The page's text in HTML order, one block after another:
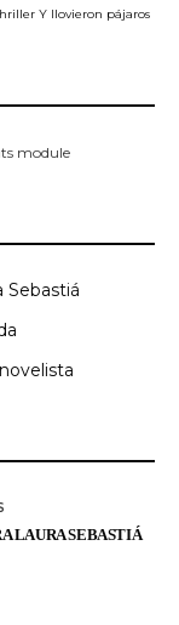
Y llovieron pájaros
module
Sebastiá
LAURA SEBASTIÁ